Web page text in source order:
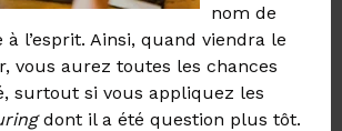
nom de
l’esprit. Ainsi, quand viendra le
vous aurez toutes les chances
surtout si vous appliquez les
dont il a été question plus tôt.